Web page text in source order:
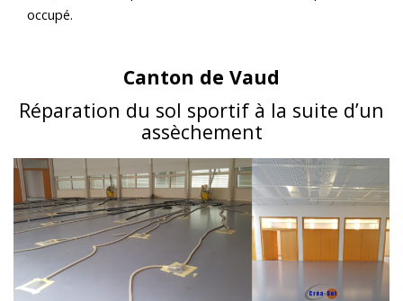
occupé.
Canton de Vaud
Réparation du sol sportif à la suite d’un
assèchement